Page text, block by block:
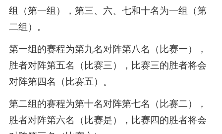
组（第一组），第三、六、七和十名为一组（第
二组）。
第一组的赛程为第九名对阵第八名（比赛一），
胜者对阵第五名（比赛三），比赛三的胜者将会
对阵第四名（比赛五）。
第二组的赛程为第十名对阵第七名（比赛二），
胜者对阵第六名（比赛是），比赛四的胜者将会